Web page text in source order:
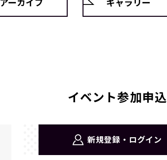
イベント参加申込
新規登録・ログイン